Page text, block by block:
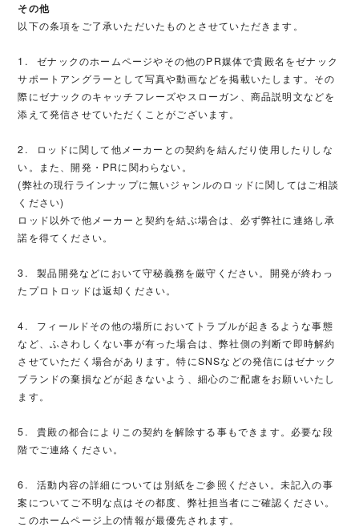
その他
以下の条項をご了承いただいたものとさせていただきます。
1. ゼナックのホームページやその他のPR媒体で貴殿名をゼナック
サポートアングラーとして写真や動画などを掲載いたします。その
際にゼナックのキャッチフレーズやスローガン、商品説明文などを
添えて発信させていただくことがございます。
2. ロッドに関して他メーカーとの契約を結んだり使用したりしな
い。また、開発・PRに関わらない。
(弊社の現行ラインナップに無いジャンルのロッドに関してはご相談
ください)
ロッド以外で他メーカーと契約を結ぶ場合は、必ず弊社に連絡し承
諾を得てください。
3. 製品開発などにおいて守秘義務を厳守ください。開発が終わっ
たプロトロッドは返却ください。
4. フィールドその他の場所においてトラブルが起きるような事態
など、ふさわしくない事が有った場合は、弊社側の判断で即時解約
させていただく場合があります。特にSNSなどの発信にはゼナック
ブランドの棄損などが起きないよう、細心のご配慮をお願いいたし
ます。
5. 貴殿の都合によりこの契約を解除する事もできます。必要な段
階でご連絡ください。
6. 活動内容の詳細については別紙をご参照ください。未記入の事
案についてご不明な点はその都度、弊社担当者にご確認ください。
このホームページ上の情報が最優先されます。